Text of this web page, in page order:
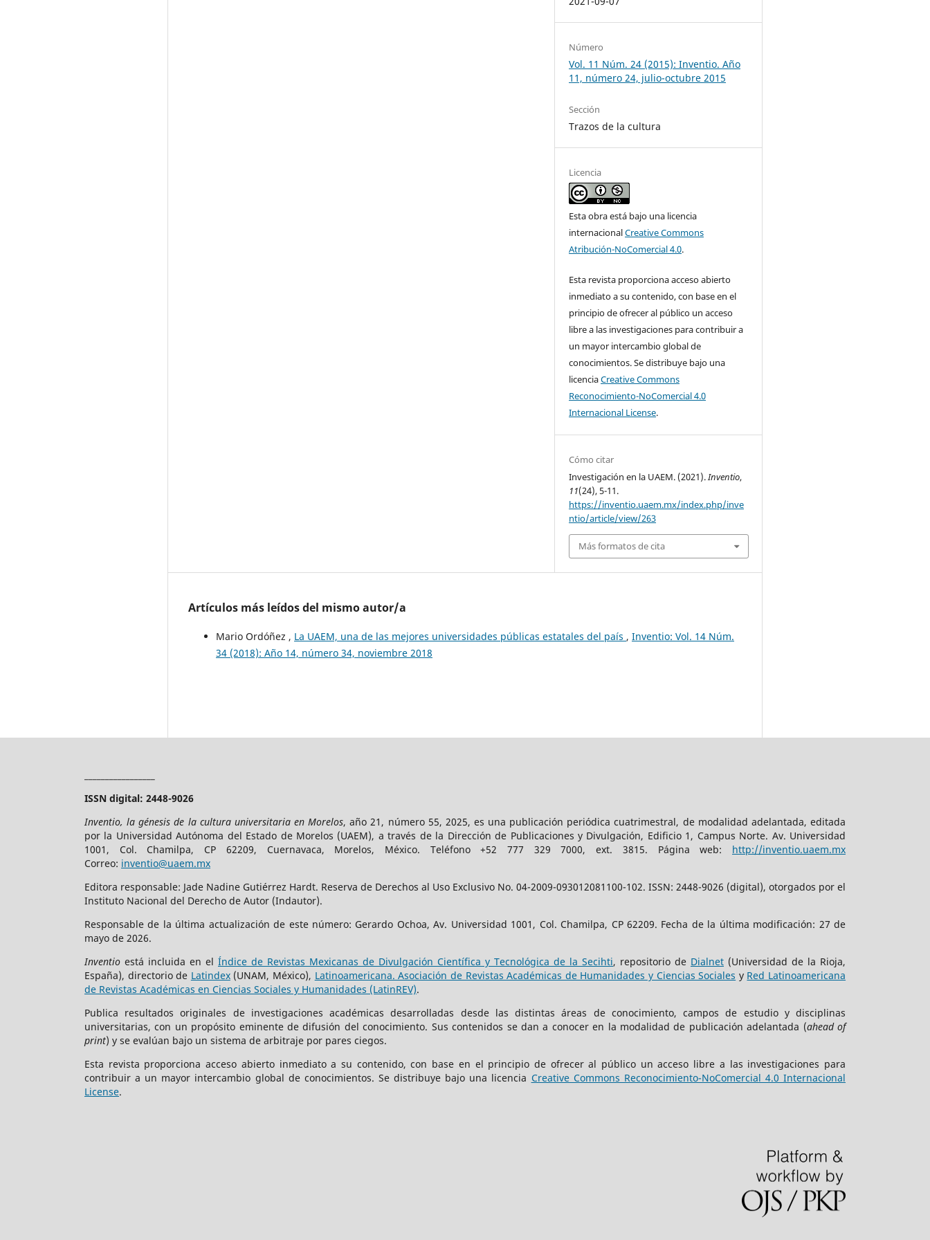
Número
Vol. 11 Núm. 24 (2015): Inventio. Año
11, número 24, julio-octubre 2015
Sección
Trazos de la cultura
Licencia
Esta obra está bajo una licencia
internacionalCreative Commons
Atribución-NoComercial 4.0.
Esta revista proporciona acceso abierto
inmediato a su contenido, con base en el
principio de ofrecer al público un acceso
libre a las investigaciones para contribuir a
un mayor intercambio global de
conocimientos. Se distribuye bajo una
licenciaCreative Commons
Reconocimiento-NoComercial 4.0
Internacional License.
Cómo citar
Investigación en la UAEM. (2021).Inventio,
11(24), 5-11.
https://inventio.uaem.mx/index.php/inve
ntio/article/view/263
Más formatos de cita
Artículos más leídos del mismo autor/a
Mario Ordóñez , La UAEM, una de las mejores universidades públicas estatales del país , Inventio: Vol. 14 Núm.
34 (2018): Año 14, número 34, noviembre 2018
ISSN digital: 2448-9026
Inventio, la génesis de la cultura universitaria en Morelos, año 21, número 55, 2025, es una publicación periódica cuatrimestral, de modalidad adelantada, editada
por la Universidad Autónoma del Estado de Morelos (UAEM), a través de la Dirección de Publicaciones y Divulgación, Edificio 1, Campus Norte. Av. Universidad
1001, Col. Chamilpa, CP 62209, Cuernavaca, Morelos, México. Teléfono +52 777 329 7000, ext. 3815. Página web: http://inventio.uaem.mx
Correo: inventio@uaem.mx
Editora responsable: Jade Nadine Gutiérrez Hardt. Reserva de Derechos al Uso Exclusivo No. 04-2009-093012081100-102. ISSN: 2448-9026 (digital), otorgados por el
Instituto Nacional del Derecho de Autor (Indautor).
Responsable de la última actualización de este número: Gerardo Ochoa, Av. Universidad 1001, Col. Chamilpa, CP 62209. Fecha de la última modificación: 27 de
mayo de 2026.
Inventio está incluida en el Índice de Revistas Mexicanas de Divulgación Científica y Tecnológica de la Secihti, repositorio de Dialnet (Universidad de la Rioja,
España), directorio de Latindex(UNAM, México), Latinoamericana. Asociación de Revistas Académicas de Humanidades y Ciencias Sociales y Red Latinoamericana
de Revistas Académicas en Ciencias Sociales y Humanidades (LatinREV).
Publica resultados originales de investigaciones académicas desarrolladas desde las distintas áreas de conocimiento, campos de estudio y disciplinas
universitarias, con un propósito eminente de difusión del conocimiento. Sus contenidos se dan a conocer en la modalidad de publicación adelantada (ahead of
print) y se evalúan bajo un sistema de arbitraje por pares ciegos.
Esta revista proporciona acceso abierto inmediato a su contenido, con base en el principio de ofrecer al público un acceso libre a las investigaciones para
contribuir a un mayor intercambio global de conocimientos. Se distribuye bajo una licencia Creative Commons Reconocimiento-NoComercial 4.0 Internacional
License.